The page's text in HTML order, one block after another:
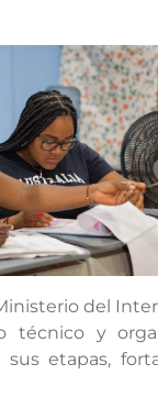
del
técnico y
etapas,